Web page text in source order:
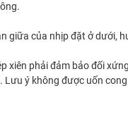
giữa của nhịp đặt ở dưới,
xiên phải đảm bảo đối
ý không được uốn